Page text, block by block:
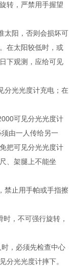
转，严禁用手握望
太阳，否则会损坏可
在太阳较低时，或
下观测，应给可见
分光光度计充电；在
可见分光光度计
由一人传给另一
把可见分光光度计
、架腿上不能坐
禁止用手帕或手指擦
，不可强行旋转，
，必须先检查中心
分光光度计摔下。